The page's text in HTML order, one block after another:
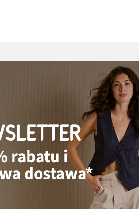
rabatu i
dostawa*